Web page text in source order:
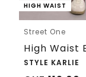
HIGH WAIST
Street One
STYLE KARLIE